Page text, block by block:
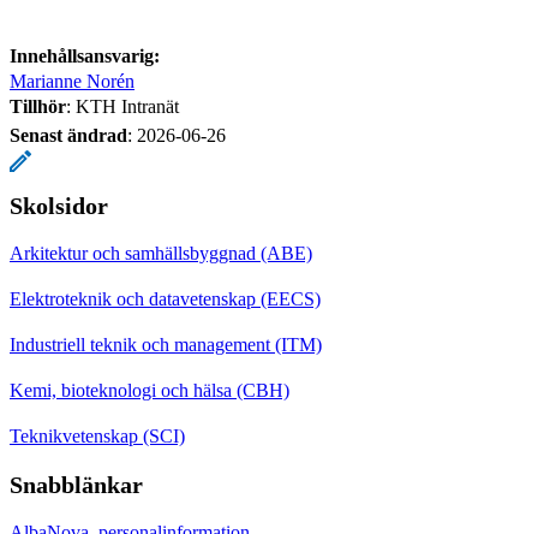
Innehållsansvarig:
Marianne Norén
Tillhör: KTH Intranät
Senast ändrad: 2026-06-26
Skolsidor
Arkitektur och samhällsbyggnad (ABE)
Elektroteknik och datavetenskap (EECS)
Industriell teknik och management (ITM)
Kemi, bioteknologi och hälsa (CBH)
Teknikvetenskap (SCI)
Snabblänkar